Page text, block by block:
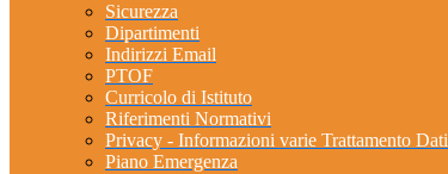
Sicurezza
Dipartimenti
Indirizzi Email
PTOF
Curricolo di Istituto
Riferimenti Normativi
Privacy - Informazioni varie Trattamento Dati
Piano Emergenza